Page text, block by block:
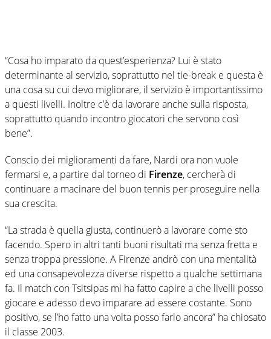
“Cosa ho imparato da quest’esperienza? Lui è stato
determinante al servizio, soprattutto nel tie-break e questa è
una cosa su cui devo migliorare, il servizio è importantissimo
a questi livelli. Inoltre c’è da lavorare anche sulla risposta,
soprattutto quando incontro giocatori che servono così
bene”.
Conscio dei miglioramenti da fare, Nardi ora non vuole
fermarsi e, a partire dal torneo di Firenze, cercherà di
continuare a macinare del buon tennis per proseguire nella
sua crescita.
“La strada è quella giusta, continuerò a lavorare come sto
facendo. Spero in altri tanti buoni risultati ma senza fretta e
senza troppa pressione. A Firenze andrò con una mentalità
ed una consapevolezza diverse rispetto a qualche settimana
fa. Il match con Tsitsipas mi ha fatto capire a che livelli posso
giocare e adesso devo imparare ad essere costante. Sono
positivo, se l’ho fatto una volta posso farlo ancora” ha chiosato
il classe 2003.